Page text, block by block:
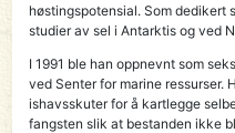
høstingspotensial. Som dedikert
studier av sel i Antarktis og ved
I 1991 ble han oppnevnt som
ved Senter for marine ressurser.
ishavsskuter for å kartlegge
fangsten slik at bestanden ikke